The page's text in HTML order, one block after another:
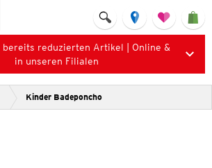
bereits reduzierten Artikel | Online &
in unseren Filialen
Kinder Badeponcho